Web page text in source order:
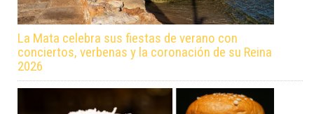
La Mata celebra sus fiestas de verano con
conciertos, verbenas y la coronación de su Reina
2026